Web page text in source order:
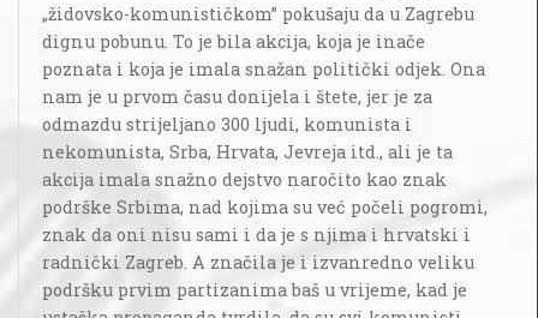
„židovsko-komunističkom” pokušaju da u Zagrebu
dignu pobunu. To je bila akcija, koja je inače
poznata i koja je imala snažan politički odjek. Ona
nam je u prvom času donijela i štete, jer je za
odmazdu strijeljano 300 ljudi, komunista i
nekomunista, Srba, Hrvata, Jevreja itd., ali je ta
akcija imala snažno dejstvo naročito kao znak
podrške Srbima, nad kojima su već počeli pogromi,
znak da oni nisu sami i da je s njima i hrvatski i
radnički Zagreb. A značila je i izvanredno veliku
podršku prvim partizanima baš u vrijeme, kad je